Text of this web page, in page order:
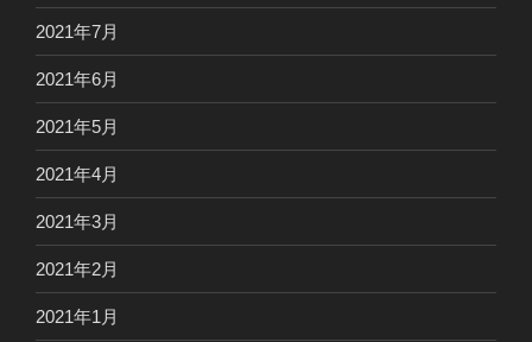
2021年7月
2021年6月
2021年5月
2021年4月
2021年3月
2021年2月
2021年1月